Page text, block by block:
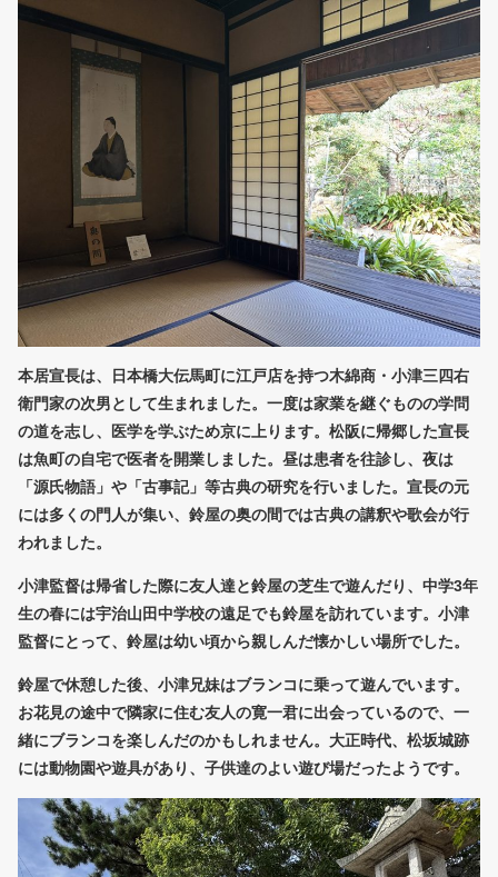
本居宣長は、日本橋大伝馬町に江戸店を持つ木綿商・小津三四右
衛門家の次男として生まれました。一度は家業を継ぐものの学問
の道を志し、医学を学ぶため京に上ります。松阪に帰郷した宣長
は魚町の自宅で医者を開業しました。昼は患者を往診し、夜は
「源氏物語」や「古事記」等古典の研究を行いました。宣長の元
には多くの門人が集い、鈴屋の奥の間では古典の講釈や歌会が行
われました。
小津監督は帰省した際に友人達と鈴屋の芝生で遊んだり、中学3年
生の春には宇治山田中学校の遠足でも鈴屋を訪れています。小津
監督にとって、鈴屋は幼い頃から親しんだ懐かしい場所でした。
鈴屋で休憩した後、小津兄妹はブランコに乗って遊んでいます。
お花見の途中で隣家に住む友人の寛一君に出会っているので、一
緒にブランコを楽しんだのかもしれません。大正時代、松坂城跡
には動物園や遊具があり、子供達のよい遊び場だったようです。